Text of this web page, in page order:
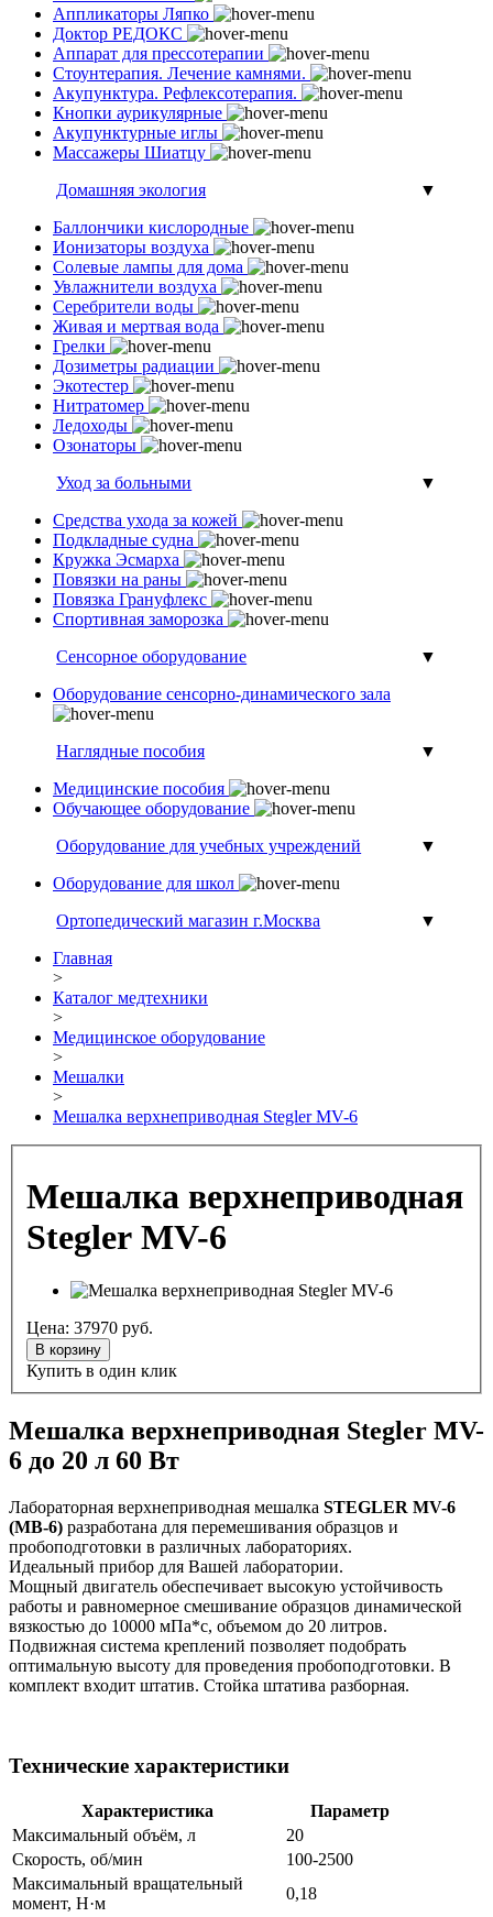
Аппликаторы Ляпко
Доктор РЕДОКС
Аппарат для прессотерапии
Стоунтерапия. Лечение камнями.
Акупунктура. Рефлексотерапия.
Кнопки аурикулярные
Акупунктурные иглы
Массажеры Шиатцу
Домашняя экология
▼
Баллончики кислородные
Ионизаторы воздуха
Солевые лампы для дома
Увлажнители воздуха
Серебрители воды
Живая и мертвая вода
Грелки
Дозиметры радиации
Экотестер
Нитратомер
Ледоходы
Озонаторы
Уход за больными
▼
Средства ухода за кожей
Подкладные судна
Кружка Эсмарха
Повязки на раны
Повязка Грануфлекс
Спортивная заморозка
Сенсорное оборудование
▼
Оборудование сенсорно-динамического зала
Наглядные пособия
▼
Медицинские пособия
Обучающее оборудование
Оборудование для учебных учреждений
▼
Оборудование для школ
Ортопедический магазин г.Москва
▼
Главная
>
Каталог медтехники
>
Медицинское оборудование
>
Мешалки
>
Мешалка верхнеприводная Stegler MV-6
Мешалка верхнеприводная
Stegler MV-6
Цена: 37970 руб.
В корзину
Купить в один клик
Мешалка верхнеприводная Stegler MV-
6 до 20 л 60 Вт
Лабораторная верхнеприводная мешалка STEGLER MV-6
(МВ-6) разработана для перемешивания образцов и
пробоподготовки в различных лабораториях.
Идеальный прибор для Вашей лаборатории.
Мощный двигатель обеспечивает высокую устойчивость
работы и равномерное смешивание образцов динамической
вязкостью до 10000 мПа*с, объемом до 20 литров.
Подвижная система креплений позволяет подобрать
оптимальную высоту для проведения пробоподготовки. В
комплект входит штатив. Стойка штатива разборная.
Технические характеристики
Характеристика
Параметр
Максимальный объём, л
20
Скорость, об/мин
100-2500
Максимальный вращательный
момент, Н·м
0,18